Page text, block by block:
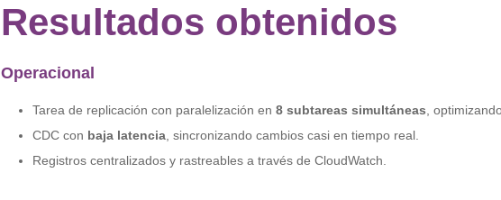
Resultados obtenidos
Operacional
Tarea de replicación con paralelización en 8 subtareas simultáneas ,
CDC con baja latencia , sincronizando cambios casi en tiempo real.
Registros centralizados y rastreables a través de CloudWatch.